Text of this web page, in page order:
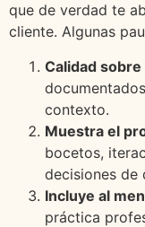
que de verdad te
cliente. Algunas
Calidad
contexto.
Muestra el
bocetos,
decisiones de
Incluye al
práctica